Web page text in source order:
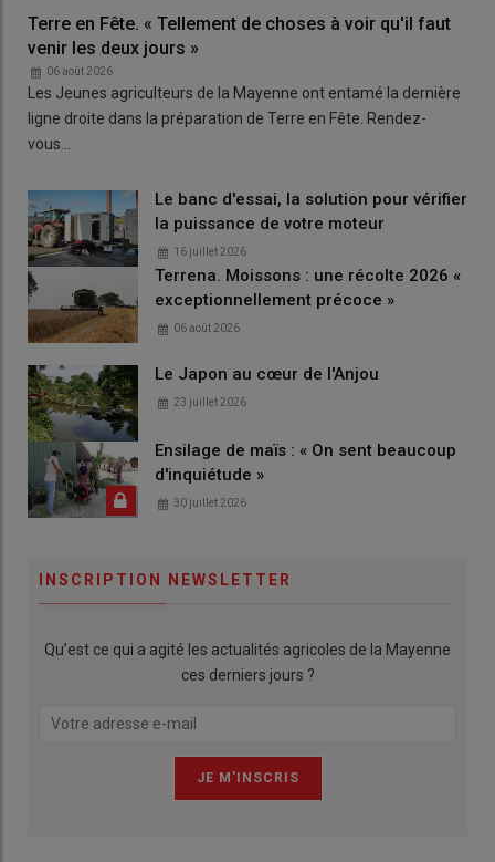
Terre en Fête. « Tellement de choses à voir qu'il faut
venir les deux jours »
06 août 2026
Les Jeunes agriculteurs de la Mayenne ont entamé la dernière
ligne droite dans la préparation de Terre en Fête. Rendez-
vous…
Le banc d'essai, la solution pour vérifier
la puissance de votre moteur
16 juillet 2026
Terrena. Moissons : une récolte 2026 «
exceptionnellement précoce »
06 août 2026
Le Japon au cœur de l'Anjou
23 juillet 2026
Ensilage de maïs : « On sent beaucoup
d'inquiétude »
30 juillet 2026
INSCRIPTION NEWSLETTER
Qu’est ce qui a agité les actualités agricoles de la Mayenne
ces derniers jours ?